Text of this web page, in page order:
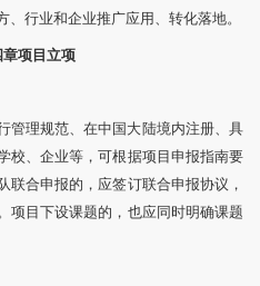
行业和企业推广应用、转化落地。
章项目立项
管理规范、在中国大陆境内注册、具
校、企业等，可根据项目申报指南要
联合申报的，应签订联合申报协议，
项目下设课题的，也应同时明确课题